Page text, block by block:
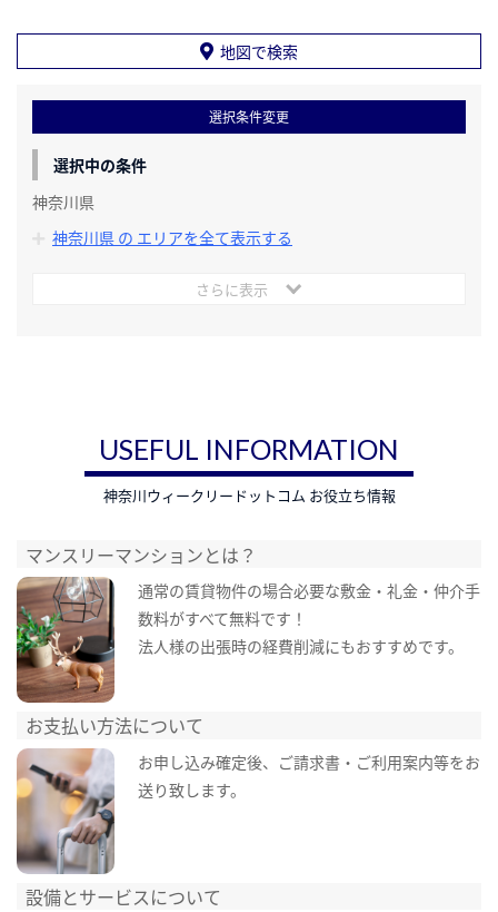
地図で検索
選択条件変更
選択中の条件
神奈川県
神奈川県 の エリアを全て表示する
さらに表示
USEFUL INFORMATION
神奈川ウィークリードットコム お役立ち情報
マンスリーマンションとは？
通常の賃貸物件の場合必要な敷金・礼金・仲介手
数料がすべて無料です！
法人様の出張時の経費削減にもおすすめです。
お支払い方法について
お申し込み確定後、ご請求書・ご利用案内等をお
送り致します。
設備とサービスについて